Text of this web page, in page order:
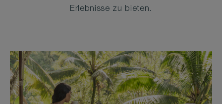
Erlebnisse zu bieten.